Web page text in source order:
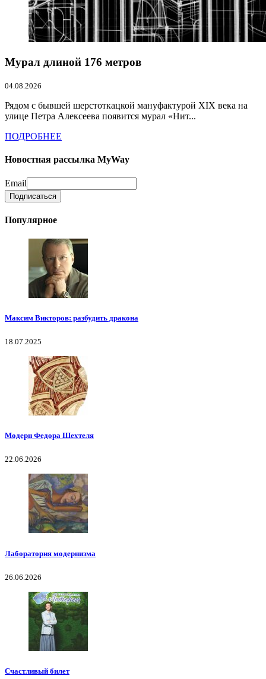
Мурал длиной 176 метров
04.08.2026
Рядом с бывшей шерстоткацкой мануфактурой XIX века на
улице Петра Алексеева появится мурал «Нит...
ПОДРОБНЕЕ
Новостная рассылка MyWay
Email
Популярное
Максим Викторов: разбудить дракона
18.07.2025
Модерн Федора Шехтеля
22.06.2026
Лаборатория модернизма
26.06.2026
Счастливый билет